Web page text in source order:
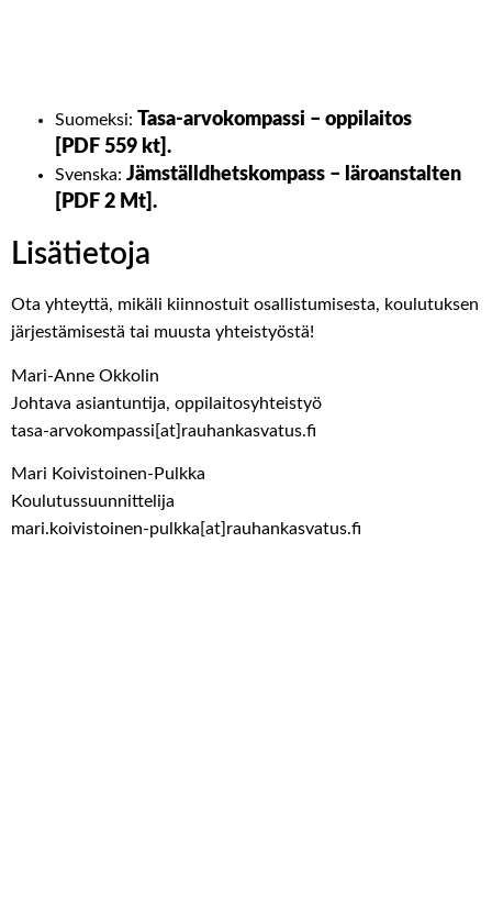
Suomeksi:
Tasa-arvokompassi – oppilaitos
[PDF 559 kt].
Svenska: Jämställdhetskompass – läroanstalten
[PDF 2 Mt].
Lisätietoja
Ota yhteyttä, mikäli kiinnostuit osallistumisesta, koulutuksen
järjestämisestä tai muusta yhteistyöstä!
Mari-Anne Okkolin
Johtava asiantuntija, oppilaitosyhteistyö
tasa-arvokompassi[at]rauhankasvatus.fi
Mari Koivistoinen-Pulkka
Koulutussuunnittelija
mari.koivistoinen-pulkka[at]rauhankasvatus.fi